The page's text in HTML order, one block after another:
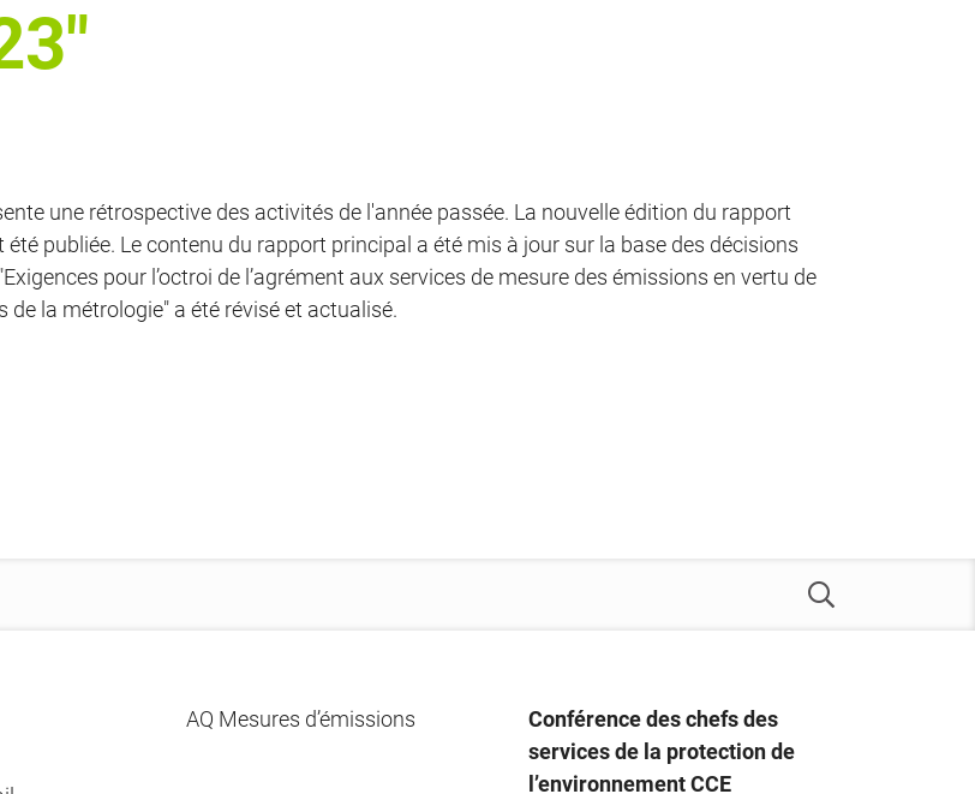
une rétrospective des activités de l'année passée. La nouvelle édition du rapport
publiée. Le contenu du rapport principal a été mis à jour sur la base des décisions
pour l’octroi de l’agrément aux services de mesure des émissions en vertu de
de la métrologie" a été révisé et actualisé.
AQ Mesures d’émissions
Conférence des chefs des
services de la protection de
l’environnement CCE